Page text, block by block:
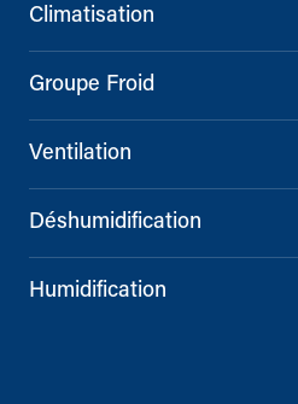
Climatisation
Groupe Froid
Ventilation
Déshumidification
Humidification